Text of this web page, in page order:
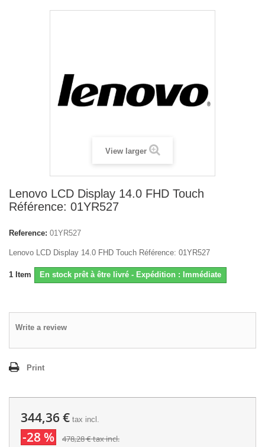
View larger
Lenovo LCD Display 14.0 FHD Touch
Référence: 01YR527
Reference: 01YR527
Lenovo LCD Display 14.0 FHD Touch Référence: 01YR527
1 Item En stock prêt à être livré - Expédition : Immédiate
Write a review
Print
344,36 € tax incl.
-28 % 478,28 €tax incl.